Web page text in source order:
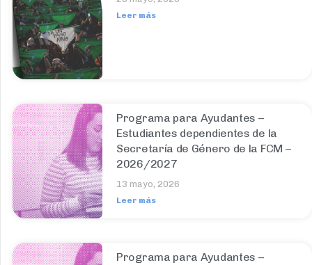
Leer más
Programa para Ayudantes –
Estudiantes dependientes de la
Secretaría de Género de la FCM –
2026/2027
13 mayo, 2026
Leer más
Programa para Ayudantes –